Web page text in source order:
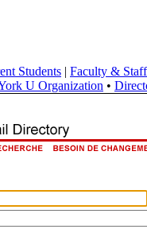
Students | Faculty & Staff
U Organization •